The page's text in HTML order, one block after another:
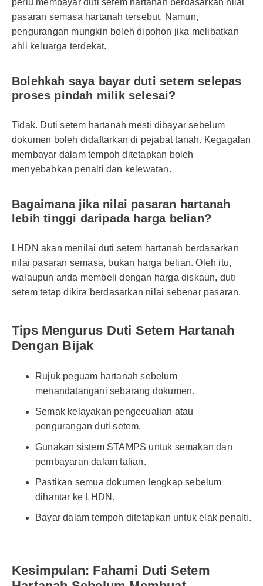
perlu membayar duti setem hartanah berdasarkan nilai
pasaran semasa hartanah tersebut. Namun,
pengurangan mungkin boleh dipohon jika melibatkan
ahli keluarga terdekat.
Bolehkah saya bayar duti setem selepas
proses pindah milik selesai?
Tidak. Duti setem hartanah mesti dibayar sebelum
dokumen boleh didaftarkan di pejabat tanah. Kegagalan
membayar dalam tempoh ditetapkan boleh
menyebabkan penalti dan kelewatan.
Bagaimana jika nilai pasaran hartanah
lebih tinggi daripada harga belian?
LHDN akan menilai duti setem hartanah berdasarkan
nilai pasaran semasa, bukan harga belian. Oleh itu,
walaupun anda membeli dengan harga diskaun, duti
setem tetap dikira berdasarkan nilai sebenar pasaran.
Tips Mengurus Duti Setem Hartanah
Dengan Bijak
Rujuk peguam hartanah sebelum
menandatangani sebarang dokumen.
Semak kelayakan pengecualian atau
pengurangan duti setem.
Gunakan sistem STAMPS untuk semakan dan
pembayaran dalam talian.
Pastikan semua dokumen lengkap sebelum
dihantar ke LHDN.
Bayar dalam tempoh ditetapkan untuk elak penalti.
Kesimpulan: Fahami Duti Setem